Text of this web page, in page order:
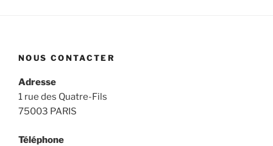
NOUS CONTACTER
Adresse
1 rue des Quatre-Fils
75003 PARIS
Téléphone